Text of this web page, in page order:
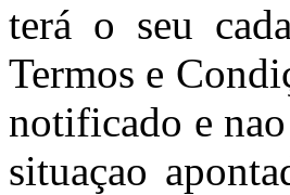
terá o seu
Termos e
notificado e
situaçao